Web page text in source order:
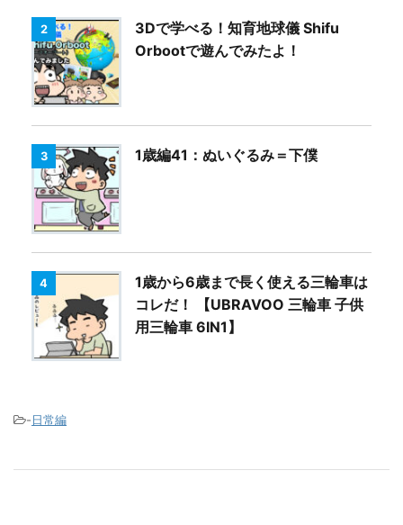
2
3Dで学べる！知育地球儀 Shifu
Orbootで遊んでみたよ！
3 1歳編41：ぬいぐるみ＝下僕
4
1歳から6歳まで長く使える三輪車は
コレだ！ 【UBRAVOO 三輪車 子供
用三輪車 6IN1】
-日常編